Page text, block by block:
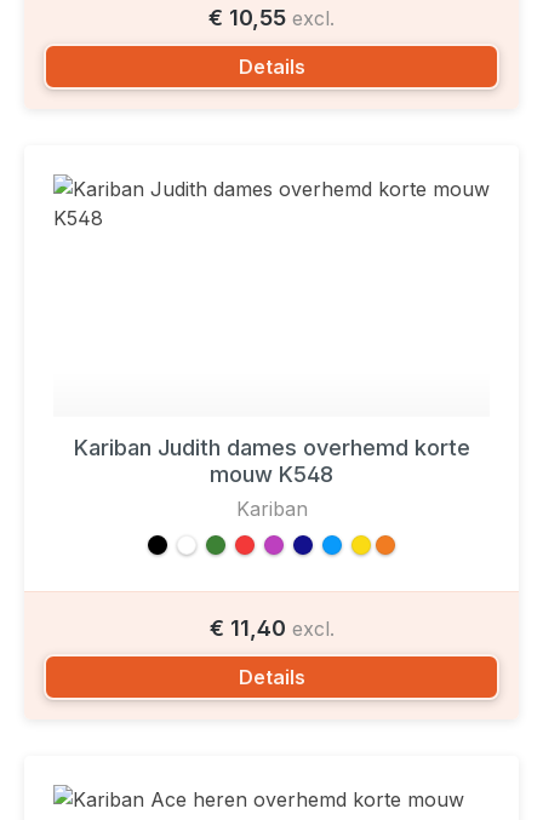
€ 10,55 excl.
Details
Kariban Judith dames overhemd korte
mouw K548
Kariban
€ 11,40 excl.
Details